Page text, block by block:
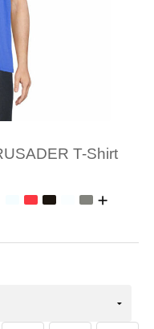
T-Shirt